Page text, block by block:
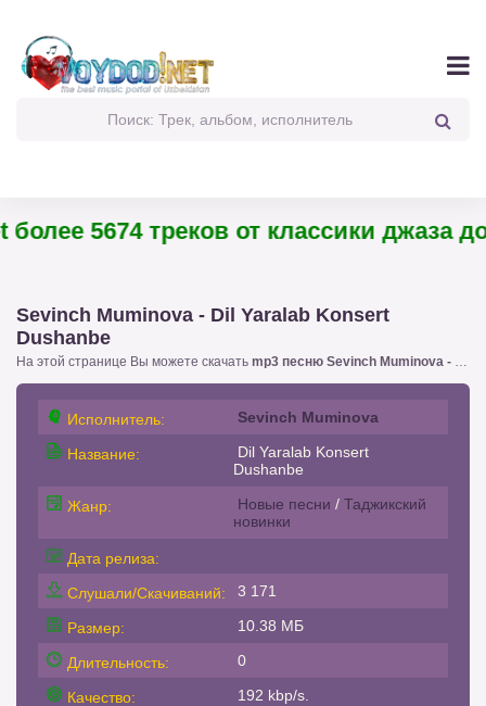
5674 треков от классики джаза до
Sevinch Muminova - Dil Yaralab Konsert
Dushanbe
На этой странице Вы можете скачать mp3 песню Sevinch Muminova - Dil Yaralab Konsert Dushanbe
Исполнитель: Sevinch Muminova
Название:
Dil Yaralab Konsert
Dushanbe
Жанр: Новые песни / Таджикский
новинки
Дата релиза:
Слушали/Скачиваний:
3 171
Размер: 10.38 МБ
Длительность: 0
Качество: 192 kbp/s.